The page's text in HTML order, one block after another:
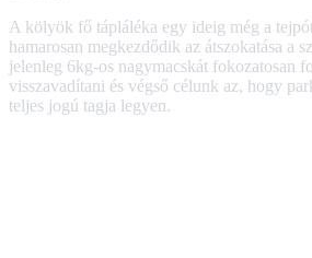
A kölyök fő tápláléka egy ideig még a
hamarosan megkezdődik az átszokatása a
jelenleg 6kg-os nagymacskát fokozatosan
visszavadítani és végső célunk az, hogy
teljes jogú tagja legyen.